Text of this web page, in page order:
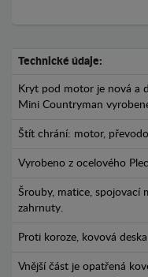
Technické údaje:
Kryt pod motor je nová a
Mini Countryman
Štít chrání: motor,
Vyrobeno z ocelového
Šrouby, matice, spojovací
zahrnuty.
Proti koroze, kovová
Vnější část je opatřená